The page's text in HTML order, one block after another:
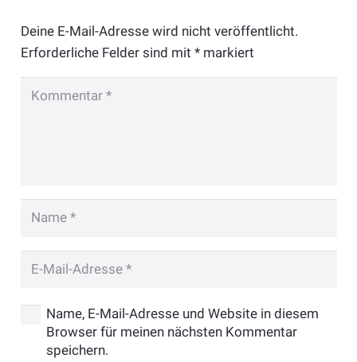
Deine E-Mail-Adresse wird nicht veröffentlicht.
Erforderliche Felder sind mit *markiert
Name, E-Mail-Adresse und Website in diesem
Browser für meinen nächsten Kommentar
speichern.